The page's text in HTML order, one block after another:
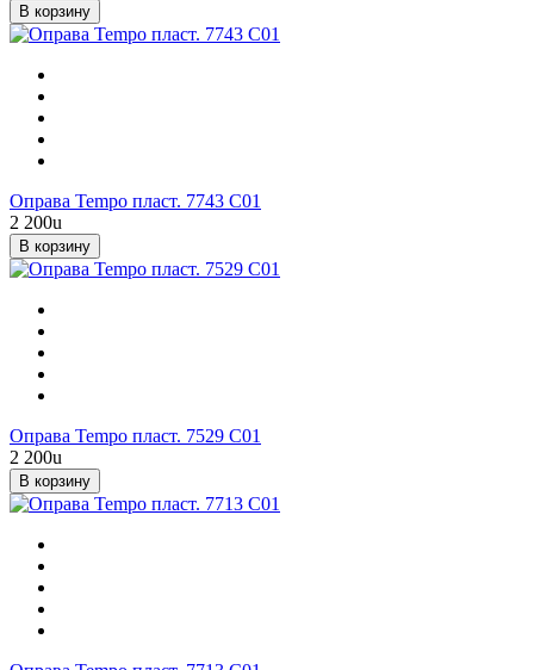
В корзину
Оправа Tempo пласт. 7743 С01
2 200u
В корзину
Оправа Tempo пласт. 7529 C01
2 200u
В корзину